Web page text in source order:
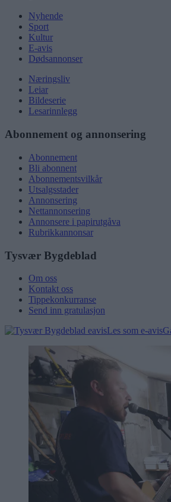
Nyhende
Sport
Kultur
E-avis
Dødsannonser
Næringsliv
Leiar
Bildeserie
Lesarinnlegg
Abonnement og annonsering
Abonnement
Bli abonnent
Abonnementsvilkår
Utsalgsstader
Annonsering
Nettannonsering
Annonsere i papirutgåva
Rubrikkannonsar
Tysvær Bygdeblad
Om oss
Kontakt oss
Tippekonkurranse
Send inn gratulasjon
Les som e-avis